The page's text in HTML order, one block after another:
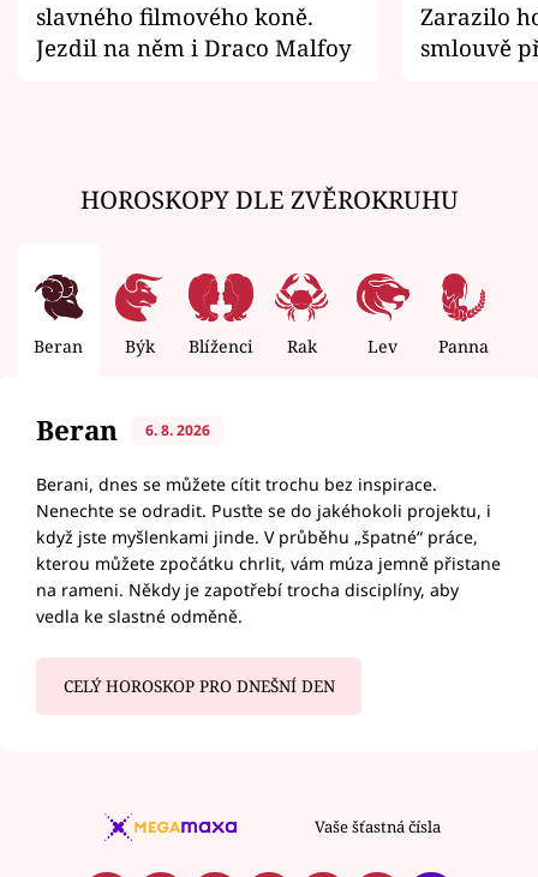
slavného filmového koně.
Jezdil na něm i Draco Malfoy
Zarazilo
smlouvě
HOROSKOPY DLE ZVĚROKRUHU
Beran Býk Blíženci Rak Lev Panna
Beran 6. 8. 2026
Berani, dnes se můžete cítit trochu bez inspirace.
Nenechte se odradit. Pusťte se do jakéhokoli projektu, i
když jste myšlenkami jinde. V průběhu „špatné“ práce,
kterou můžete zpočátku chrlit, vám múza jemně přistane
na rameni. Někdy je zapotřebí trocha disciplíny, aby
vedla ke slastné odměně.
CELÝ HOROSKOP PRO DNEŠNÍ DEN
Vaše šťastná čísla